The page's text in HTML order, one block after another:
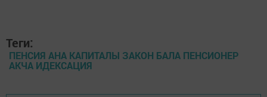
Теги:
ПЕНСИЯ АНА КАПИТАЛЫ ЗАКОН БАЛА ПЕНСИОНЕР
АКЧА ИДЕКСАЦИЯ